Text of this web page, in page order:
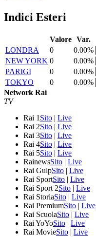
Indici Esteri
Valore Var.
LONDRA
0
0.00%
NEW YORK 0
0.00%
PARIGI
0
0.00%
TOKYO
0
0.00%
Network Rai
TV
Rai 1 Sito | Live
Rai 2Sito | Live
Rai 3Sito | Live
Rai 4Sito | Live
Rai 5Sito | Live
RainewsSito | Live
Rai GulpSito | Live
Rai SportSito | Live
Rai Sport 2Sito | Live
Rai StoriaSito | Live
Rai PremiumSito | Live
Rai ScuolaSito | Live
Rai YoYoSito | Live
Rai MovieSito | Live